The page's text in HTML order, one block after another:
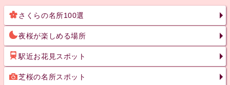
さくらの名所100選
夜桜が楽しめる場所
駅近お花見スポット
芝桜の名所スポット